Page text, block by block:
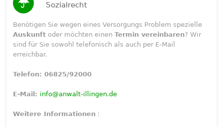
Sozialrecht
Benötigen Sie wegen eines Versorgungs Problem spezielle
Auskunft oder möchten einenTermin vereinbaren? Wir
sind für Sie sowohl telefonisch als auch per E-Mail
erreichbar.
Telefon: 06825/92000
E-Mail: info@anwalt-illingen.de
Weitere Informationen :